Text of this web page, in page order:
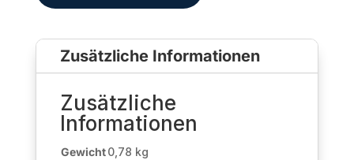
Zusätzliche Informationen
Zusätzliche
Informationen
Gewicht0,78 kg